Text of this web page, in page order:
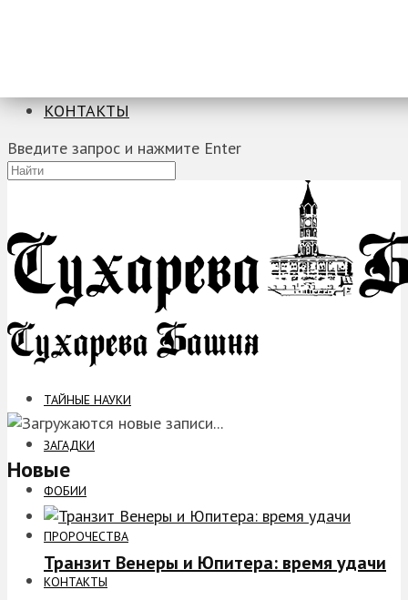
КОНТАКТЫ
Введите запрос и нажмите Enter
ТАЙНЫЕ НАУКИ
ЗАГАДКИ
ФОБИИ
ПРОРОЧЕСТВА
КОНТАКТЫ
Новые
Транзит Венеры и Юпитера: время удачи